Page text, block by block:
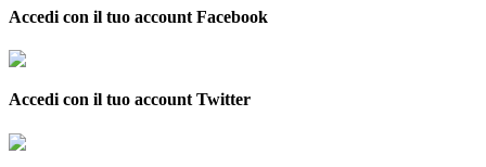
Accedi con il tuo account Facebook
Accedi con il tuo account Twitter